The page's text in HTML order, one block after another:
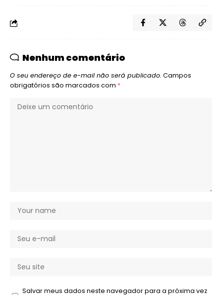
Nenhum comentário
O seu endereço de e-mail não será publicado. Campos
obrigatórios são marcados com *
Salvar meus dados neste navegador para a próxima vez